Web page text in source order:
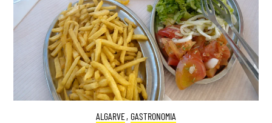
ALGARVE, GASTRONOMIA